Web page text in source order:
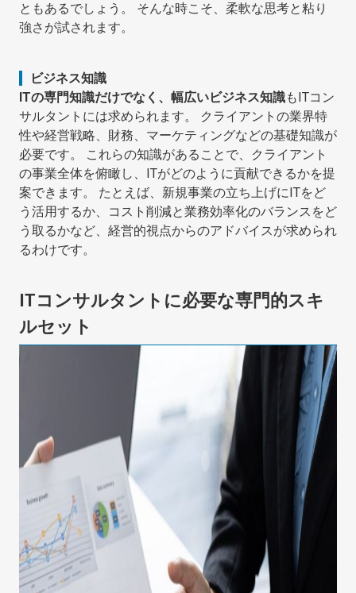
ともあるでしょう。 そんな時こそ、柔軟な思考と粘り
強さが試されます。
ビジネス知識
ITの専門知識だけでなく、幅広いビジネス知識もITコン
サルタントには求められます。 クライアントの業界特
性や経営戦略、財務、マーケティングなどの基礎知識が
必要です。 これらの知識があることで、クライアント
の事業全体を俯瞰し、ITがどのように貢献できるかを提
案できます。 たとえば、新規事業の立ち上げにITをど
う活用するか、コスト削減と業務効率化のバランスをど
う取るかなど、経営的視点からのアドバイスが求められ
るわけです。
ITコンサルタントに必要な専門的スキ
ルセット